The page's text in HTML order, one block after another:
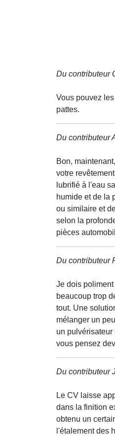
Du contributeur
Vous pouvez
pattes.
Du contributeur
Bon,
votre
lubrifié à l'eau
humide et de la
ou similaire et
selon la
pièces
Du contributeur
Je dois
beaucoup trop
tout. Une
mélanger un
un
vous pensez
Du contributeur
Le CV laisse
dans la finition
obtenu un
l'étalement des